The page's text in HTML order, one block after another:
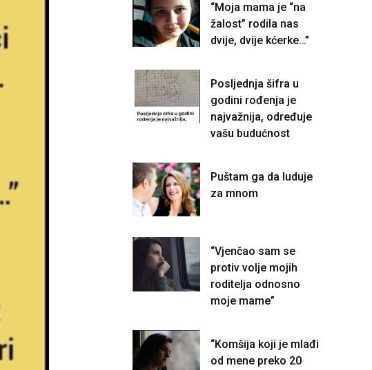
“Moja mama je “na
žalost” rodila nas
dvije, dvije kćerke…”
Posljednja šifra u
godini rođenja je
najvažnija, određuje
vašu budućnost
Puštam ga da luduje
za mnom
“Vjenčao sam se
protiv volje mojih
roditelja odnosno
moje mame”
“Komšija koji je mlađi
od mene preko 20